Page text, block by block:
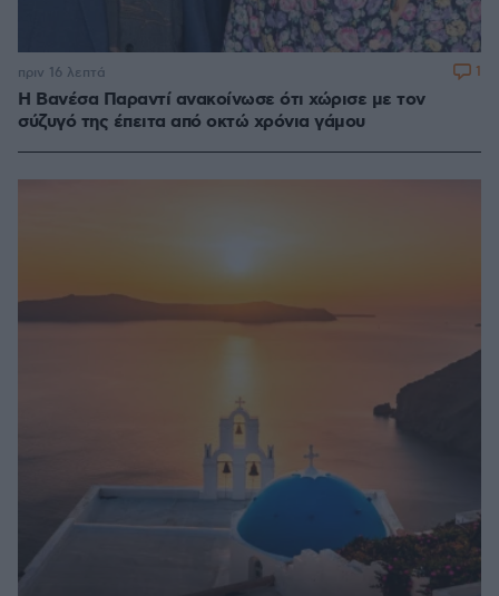
Η Βανέσα Παραντί ανακοίνωσε ότι χώρισε με τον
σύζυγό της έπειτα από οκτώ χρόνια γάμου
πριν 16 λεπτά 1